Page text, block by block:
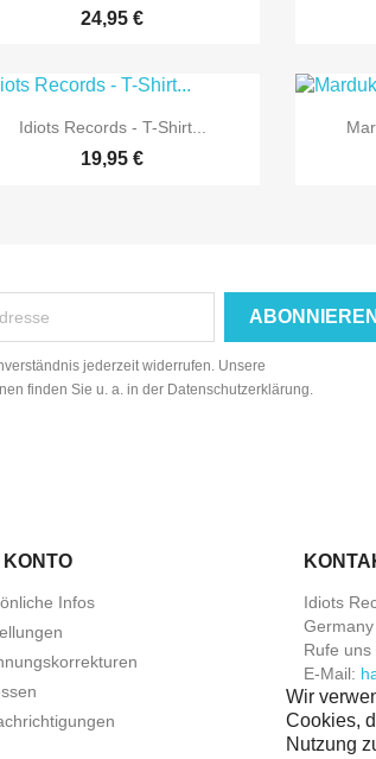
24,95 €
 Vorschau
Idiots Records - T-Shirt...
19,95 €
jederzeit widerrufen. Unsere
finden Sie u. a. in der Datenschutzerklärung.
KONTO
Infos
Idiots
Germany
Rufe uns
E-Mail:
Wir
Cookies,
Nutzung